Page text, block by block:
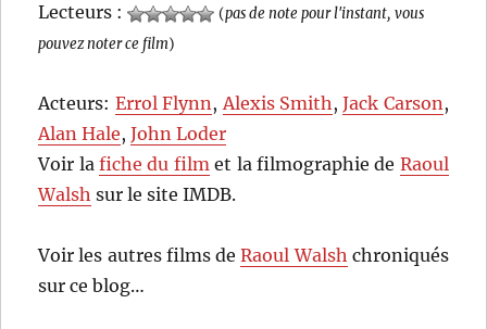
Lecteurs : (pas de note pour l'instant, vous
pouvez noter ce film)
Acteurs: Errol Flynn,Alexis Smith,Jack Carson,
Alan Hale,John Loder
Voir lafiche du filmet la filmographie de Raoul
Walsh sur le site IMDB.
Voir les autres films deRaoul Walsh chroniqués
sur ce blog…